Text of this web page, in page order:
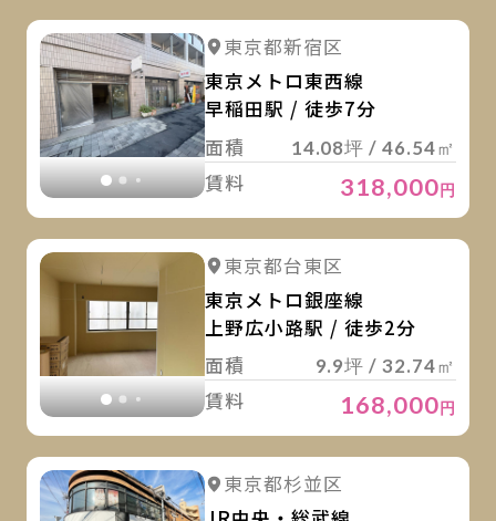
詳細を見る
東京都新宿区
東京メトロ東西線
早稲田駅 / 徒歩7分
面積
14.08坪 / 46.54㎡
賃料 318,000円
詳細を見る
東京都台東区
東京メトロ銀座線
上野広小路駅 / 徒歩2分
面積
9.9坪 / 32.74㎡
賃料 168,000円
詳細を見る
東京都杉並区